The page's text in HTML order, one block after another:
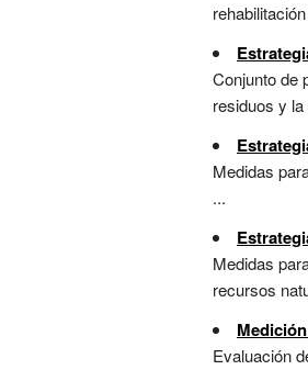
Conjunto de
residuos y
Medidas
...
Medidas
recursos
Evaluación